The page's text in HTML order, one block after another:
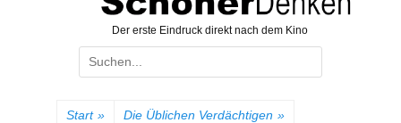
Der erste Eindruck direkt nach dem Kino
Suche
nach:
Start » Die Üblichen Verdächtigen »